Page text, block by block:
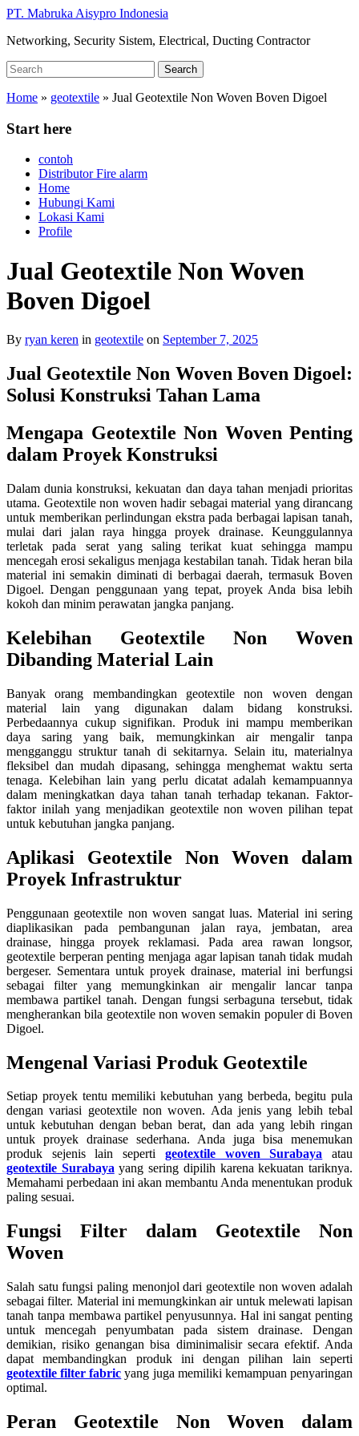
Skip
main
PT. Mabruka Aisypro Indonesia
Networking, Security Sistem, Electrical, Ducting Contractor
Search
for:
Search
Home » geotextile » Jual Geotextile Non Woven Boven Digoel
Start here
contoh
Distributor Fire alarm
Home
Hubungi Kami
Lokasi Kami
Profile
Jual Geotextile Non Woven
Boven Digoel
By ryan keren in geotextile on September 7, 2025
Jual Geotextile Non Woven Boven Digoel:
Solusi Konstruksi Tahan Lama
Mengapa Geotextile Non Woven Penting
dalam Proyek Konstruksi
Dalam dunia konstruksi, kekuatan dan daya tahan menjadi prioritas
utama. Geotextile non woven hadir sebagai material yang dirancang
untuk memberikan perlindungan ekstra pada berbagai lapisan tanah,
mulai dari jalan raya hingga proyek drainase. Keunggulannya
terletak pada serat yang saling terikat kuat sehingga mampu
mencegah erosi sekaligus menjaga kestabilan tanah. Tidak heran bila
material ini semakin diminati di berbagai daerah, termasuk Boven
Digoel. Dengan penggunaan yang tepat, proyek Anda bisa lebih
kokoh dan minim perawatan jangka panjang.
Kelebihan Geotextile Non Woven
Dibanding Material Lain
Banyak orang membandingkan geotextile non woven dengan
material lain yang digunakan dalam bidang konstruksi.
Perbedaannya cukup signifikan. Produk ini mampu memberikan
daya saring yang baik, memungkinkan air mengalir tanpa
mengganggu struktur tanah di sekitarnya. Selain itu, materialnya
fleksibel dan mudah dipasang, sehingga menghemat waktu serta
tenaga. Kelebihan lain yang perlu dicatat adalah kemampuannya
dalam meningkatkan daya tahan tanah terhadap tekanan. Faktor-
faktor inilah yang menjadikan geotextile non woven pilihan tepat
untuk kebutuhan jangka panjang.
Aplikasi Geotextile Non Woven dalam
Proyek Infrastruktur
Penggunaan geotextile non woven sangat luas. Material ini sering
diaplikasikan pada pembangunan jalan raya, jembatan, area
drainase, hingga proyek reklamasi. Pada area rawan longsor,
geotextile berperan penting menjaga agar lapisan tanah tidak mudah
bergeser. Sementara untuk proyek drainase, material ini berfungsi
sebagai filter yang memungkinkan air mengalir lancar tanpa
membawa partikel tanah. Dengan fungsi serbaguna tersebut, tidak
mengherankan bila geotextile non woven semakin populer di Boven
Digoel.
Mengenal Variasi Produk Geotextile
Setiap proyek tentu memiliki kebutuhan yang berbeda, begitu pula
dengan variasi geotextile non woven. Ada jenis yang lebih tebal
untuk kebutuhan dengan beban berat, dan ada yang lebih ringan
untuk proyek drainase sederhana. Anda juga bisa menemukan
produk sejenis lain seperti geotextile woven Surabaya atau
geotextile Surabayayang sering dipilih karena kekuatan tariknya.
Memahami perbedaan ini akan membantu Anda menentukan produk
paling sesuai.
Fungsi Filter dalam Geotextile Non
Woven
Salah satu fungsi paling menonjol dari geotextile non woven adalah
sebagai filter. Material ini memungkinkan air untuk melewati lapisan
tanah tanpa membawa partikel penyusunnya. Hal ini sangat penting
untuk mencegah penyumbatan pada sistem drainase. Dengan
demikian, risiko genangan bisa diminimalisir secara efektif. Anda
dapat membandingkan produk ini dengan pilihan lain seperti
geotextile filter fabric yang juga memiliki kemampuan penyaringan
optimal.
Peran Geotextile Non Woven dalam